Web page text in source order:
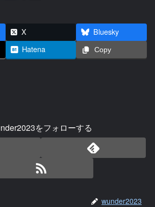
X
Bluesky
Hatena Copy
をフォローする
wunder2023